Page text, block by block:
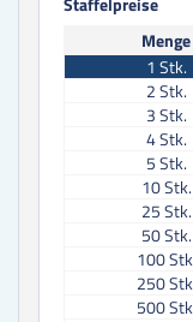
Menge
1 Stk.
2Stk.
3Stk.
4Stk.
5Stk.
10Stk.
25Stk.
50Stk.
100
250
500